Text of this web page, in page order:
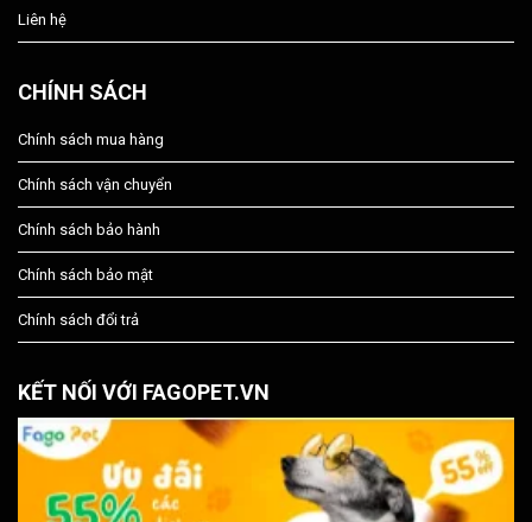
Liên hệ
CHÍNH SÁCH
Chính sách mua hàng
Chính sách vận chuyển
Chính sách bảo hành
Chính sách bảo mật
Chính sách đổi trả
KẾT NỐI VỚI FAGOPET.VN